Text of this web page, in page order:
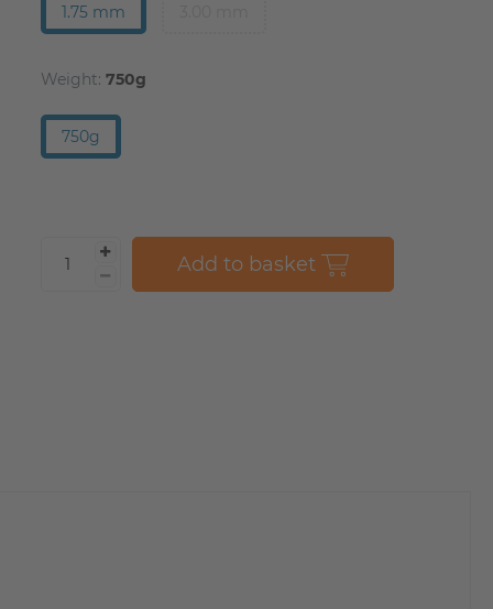
1.75 mm
Weight: 750g
750g
Add to basket